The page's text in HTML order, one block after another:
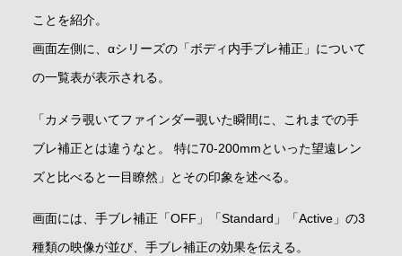
ことを紹介。
画面左側に、αシリーズの「ボディ内手ブレ補正」について
の一覧表が表示される。
「カメラ覗いてファインダー覗いた瞬間に、これまでの手
ブレ補正とは違うなと。 特に70‐200mmといった望遠レン
ズと比べると一目瞭然」とその印象を述べる。
画面には、手ブレ補正「OFF」「Standard」「Active」の3
種類の映像が並び、手ブレ補正の効果を伝える。